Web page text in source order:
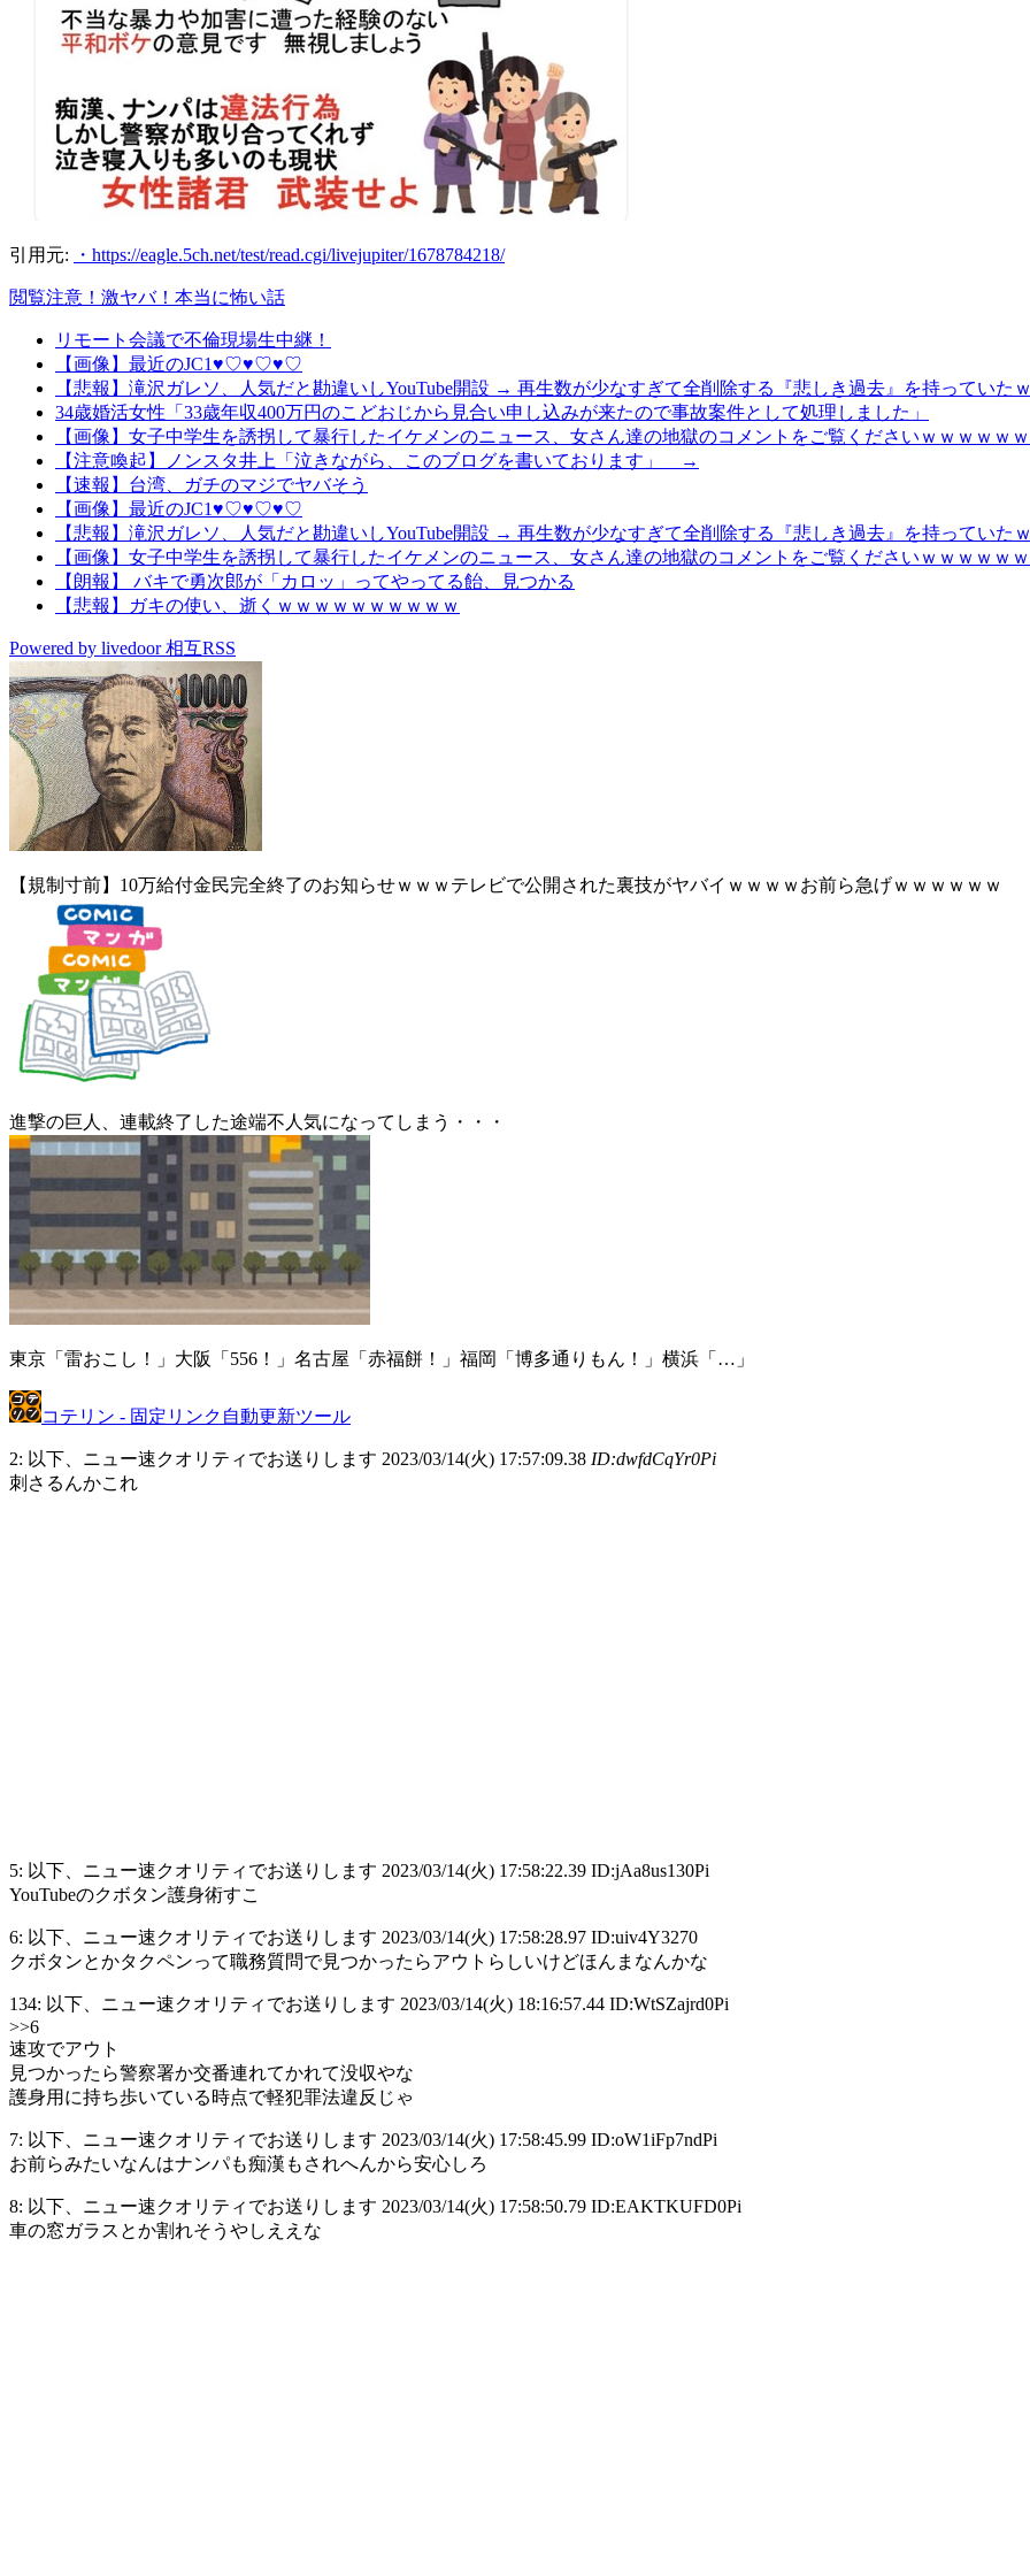
引用元: ・https://eagle.5ch.net/test/read.cgi/livejupiter/1678784218/
閲覧注意！激ヤバ！本当に怖い話
リモート会議で不倫現場生中継！
【画像】最近のJC1♥♡♥♡♥♡
【悲報】滝沢ガレソ、人気だと勘違いしYouTube開設 → 再生数が少なすぎて全削除する『悲しき過去』を持っていた
34歳婚活女性「33歳年収400万円のこどおじから見合い申し込みが来たので事故案件として処理しました」
【画像】女子中学生を誘拐して暴行したイケメンのニュース、女さん達の地獄のコメントをご覧くださいｗｗｗｗｗ
【注意喚起】ノンスタ井上「泣きながら、このブログを書いております」 →
【速報】台湾、ガチのマジでヤバそう
【画像】最近のJC1♥♡♥♡♥♡
【悲報】滝沢ガレソ、人気だと勘違いしYouTube開設 → 再生数が少なすぎて全削除する『悲しき過去』を持っていた
【画像】女子中学生を誘拐して暴行したイケメンのニュース、女さん達の地獄のコメントをご覧くださいｗｗｗｗｗ
【朗報】 バキで勇次郎が「カロッ」ってやってる飴、見つかる
【悲報】ガキの使い、逝くｗｗｗｗｗｗｗｗｗｗ
Powered by livedoor 相互RSS
【規制寸前】10万給付金民完全終了のお知らせｗｗｗテレビで公開された裏技がヤバイｗｗｗｗお前ら急げｗｗｗｗｗｗ
進撃の巨人、連載終了した途端不人気になってしまう・・・
東京「雷おこし！」大阪「556！」名古屋「赤福餅！」福岡「博多通りもん！」横浜「…」
コテリン - 固定リンク自動更新ツール
2: 以下、ニュー速クオリティでお送りします 2023/03/14(火) 17:57:09.38 ID:dwfdCqYr0Pi
刺さるんかこれ
5: 以下、ニュー速クオリティでお送りします 2023/03/14(火) 17:58:22.39 ID:jAa8us130Pi
YouTubeのクボタン護身術すこ
6: 以下、ニュー速クオリティでお送りします 2023/03/14(火) 17:58:28.97 ID:uiv4Y3270
クボタンとかタクペンって職務質問で見つかったらアウトらしいけどほんまなんかな
134: 以下、ニュー速クオリティでお送りします 2023/03/14(火) 18:16:57.44 ID:WtSZajrd0Pi
>>6
速攻でアウト
見つかったら警察署か交番連れてかれて没収やな
護身用に持ち歩いている時点で軽犯罪法違反じゃ
7: 以下、ニュー速クオリティでお送りします 2023/03/14(火) 17:58:45.99 ID:oW1iFp7ndPi
お前らみたいなんはナンパも痴漢もされへんから安心しろ
8: 以下、ニュー速クオリティでお送りします 2023/03/14(火) 17:58:50.79 ID:EAKTKUFD0Pi
車の窓ガラスとか割れそうやしええな